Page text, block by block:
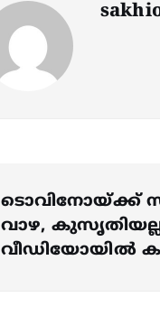
ടൊവിനോയ്‍ക്ക്
വാഴ,
വീഡിയോയില്‍